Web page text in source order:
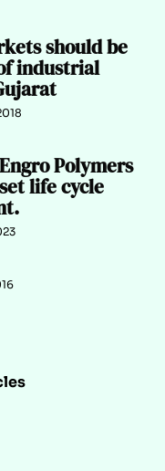
should be
industrial
Polymers
life cycle